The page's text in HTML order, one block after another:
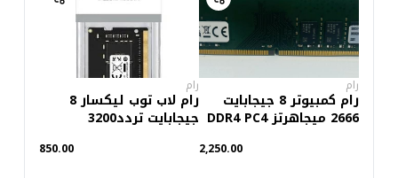
رام
رام كمبيوتر 8 جيجابايت
2666 ميجاهرتز DDR4 PC4
2,250.00
رام
رام لاب توب ليكسار 8
جيجابايت تردد3200
850.00